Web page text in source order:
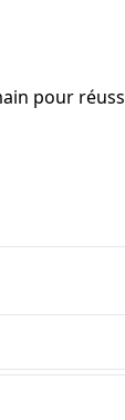
pour